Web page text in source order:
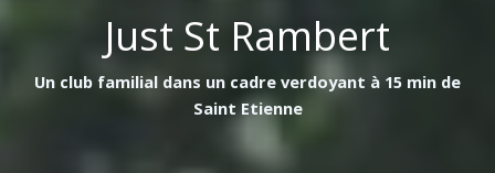
Just St Rambert
Un club familial dans un cadre verdoyant à 15 min de
Saint Etienne